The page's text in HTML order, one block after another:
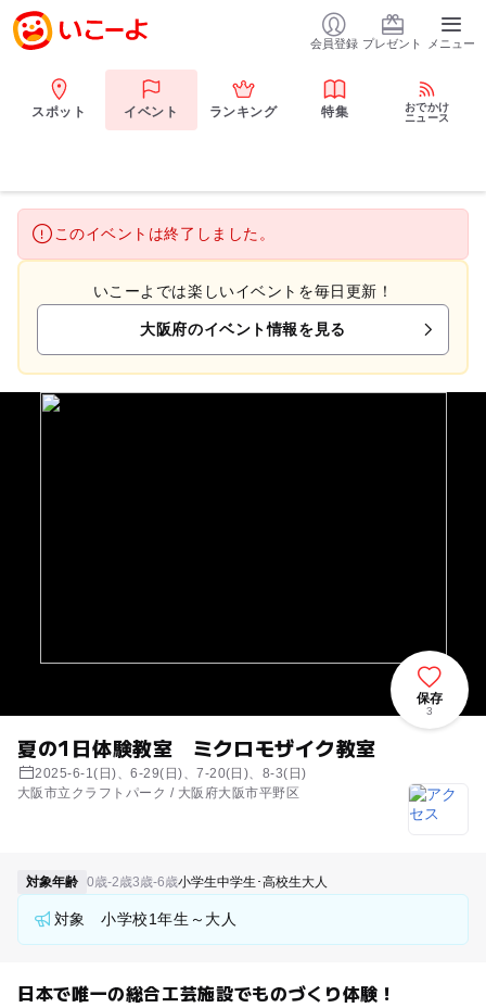
会員登録 プレゼント メニュー
スポット イベント ランキング 特集
おでかけ
ニュース
このイベントは終了しました。
いこーよでは楽しいイベントを毎日更新！
大阪府のイベント情報を見る
夏の1日体験教室 ミクロモザイク教室
2025-6-1(日)、6-29(日)、7-20(日)、8-3(日)
大阪市立クラフトパーク / 大阪府大阪市平野区
保存
3
対象年齢 0歳-2歳3歳-6歳小学生中学生･高校生大人
対象 小学校1年生～大人
日本で唯一の総合工芸施設でものづくり体験！